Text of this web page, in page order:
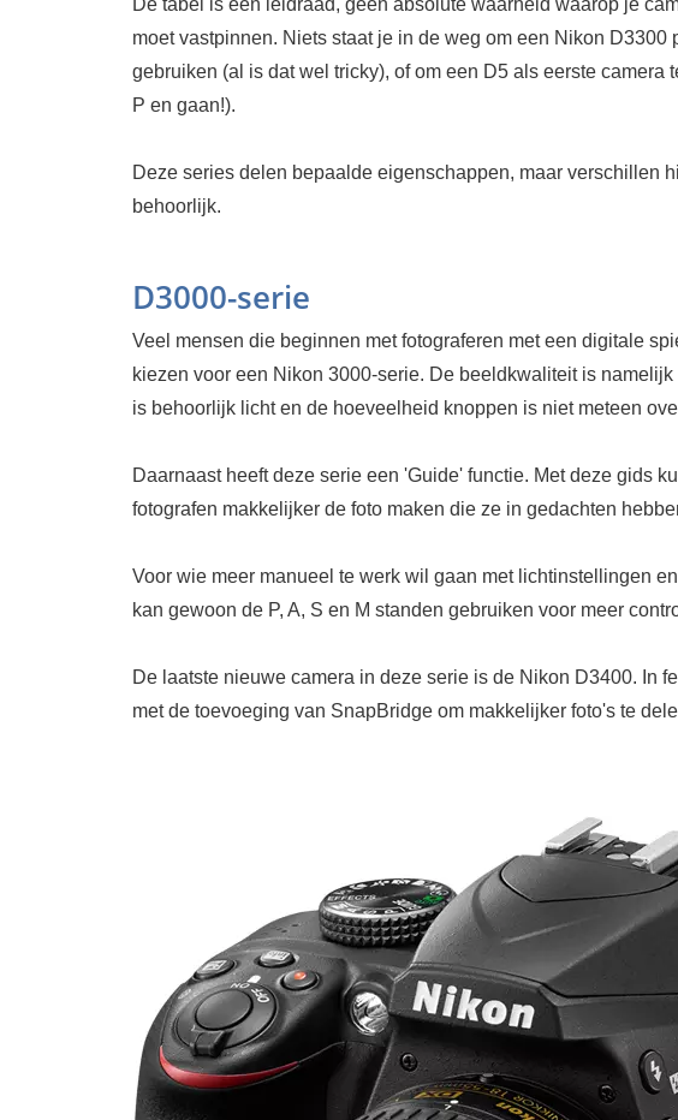
De tabel is een leidraad, geen absolute waarheid waarop je
moet vastpinnen. Niets staat je in de weg om een Nikon D3300
gebruiken (al is dat wel tricky), of om een D5 als eerste camera
P en gaan!).
Deze series delen bepaalde eigenschappen, maar verschillen
behoorlijk.
D3000-serie
Veel mensen die beginnen met fotograferen met een digitale
kiezen voor een Nikon 3000-serie. De beeldkwaliteit is
is behoorlijk licht en de hoeveelheid knoppen is niet meteen
Daarnaast heeft deze serie een 'Guide' functie. Met deze gids
fotografen makkelijker de foto maken die ze in gedachten
Voor wie meer manueel te werk wil gaan met lichtinstellingen
kan gewoon de P, A, S en M standen gebruiken voor meer
De laatste nieuwe camera in deze serie is de Nikon D3400. In
met de toevoeging van SnapBridge om makkelijker foto's te